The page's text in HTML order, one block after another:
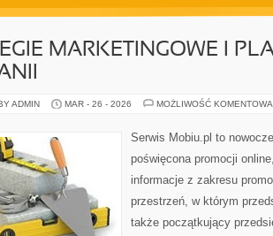
MARKETINGOWE I
ADMIN MAR - 26 - 2026 MOŻLIWOŚĆ
Serwis Mobiu.pl to
poświęcona promocji
informacje z zakresu
przestrzeń, w którym
także początkujący